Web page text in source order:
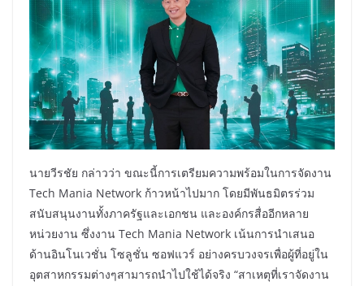
นายวีรชัย กล่าวว่า ขณะนี้การเตรียมความพร้อมในการจัดงาน
Tech Mania Network ก้าวหน้าไปมาก โดยมีพันธมิตรร่วม
สนับสนุนงานทั้งภาครัฐและเอกชน และองค์กรสื่ออีกหลาย
หน่วยงาน ซึ่งงาน Tech Mania Network เน้นการนำเสนอ
ด้านอินโนเวชั่น โซลูชั่น ซอฟแวร์ อย่างครบวงจรเพื่อผู้ที่อยู่ใน
อุตสาหกรรมต่างๆสามารถนำไปใช้ได้จริง “สาเหตุที่เราจัดงาน